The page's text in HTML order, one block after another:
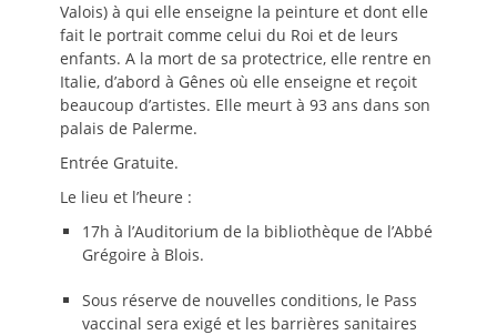
Valois) à qui elle enseigne la peinture et dont elle
fait le portrait comme celui du Roi et de leurs
enfants. A la mort de sa protectrice, elle rentre en
Italie, d’abord à Gênes où elle enseigne et reçoit
beaucoup d’artistes. Elle meurt à 93 ans dans son
palais de Palerme.
Entrée Gratuite.
Le lieu et l’heure :
17h à l’Auditorium de la bibliothèque de l’Abbé
Grégoire à Blois.
Sous réserve de nouvelles conditions, le Pass
vaccinal sera exigé et les barrières sanitaires